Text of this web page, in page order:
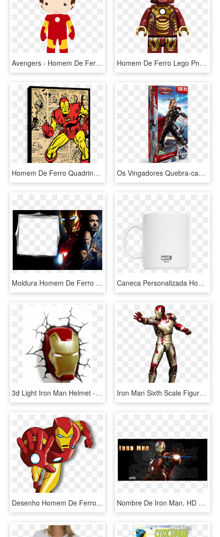
Avengers - Homem De Ferro Minus, HD Png Download Homem De Ferro Lego Png, Transparent Png
Homem De Ferro Quadrinhos Antigos, HD Png Download Os Vingadores Quebra-cabeça 200 Peças Capitão América - Quebra Cabeça Homem De Ferro, HD Png Download
Moldura Homem De Ferro Png - Iron Man 2008 Hd, Transparent Png Caneca Personalizada Homem De Ferro Marvel Classic - Coffee Cup, HD Png Download
3d Light Iron Man Helmet - 3d Luminária Homem De Ferro, HD Png Download Iron Man Sixth Scale Figure By Hot Toys - Homem De Ferro Mark 42, HD Png Download
Desenho Homem De Ferro Png - Iron Man Clipart, Transparent Png Nombre De Iron Man, HD Png Download